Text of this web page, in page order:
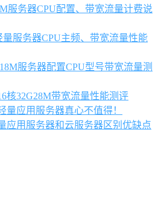
服务器CPU配置、带宽流量计费说
量服务器CPU主频、带宽流量性能
服务器配置CPU型号带宽流量测
核32G28M带宽流量性能测评
量应用服务器真心不值得！
应用服务器和云服务器区别优缺点